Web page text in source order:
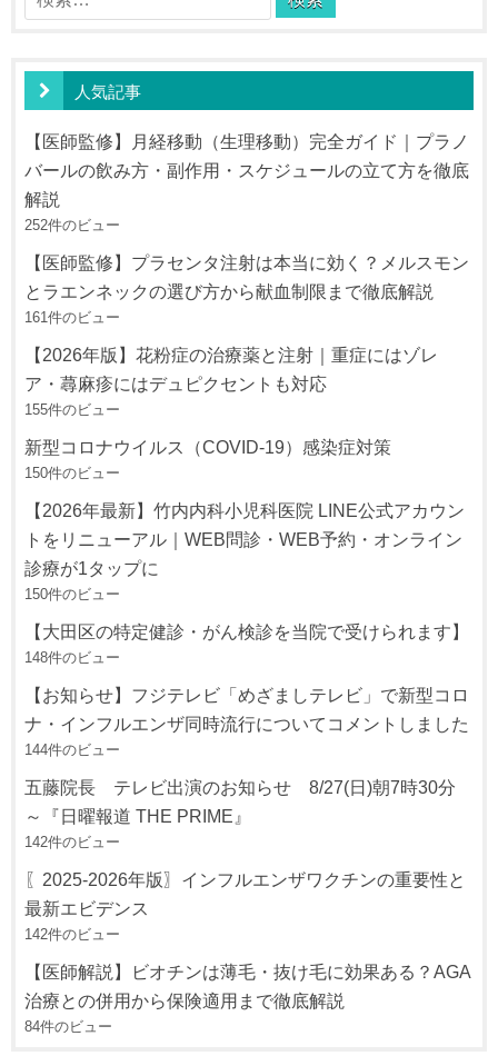
ー
ョ
ン
索:
人気記事
【医師監修】月経移動（生理移動）完全ガイド｜プラノ
バールの飲み方・副作用・スケジュールの立て方を徹底
解説
252件のビュー
【医師監修】プラセンタ注射は本当に効く？メルスモン
とラエンネックの選び方から献血制限まで徹底解説
161件のビュー
【2026年版】花粉症の治療薬と注射｜重症にはゾレ
ア・蕁麻疹にはデュピクセントも対応
155件のビュー
新型コロナウイルス（COVID-19）感染症対策
150件のビュー
【2026年最新】竹内内科小児科医院 LINE公式アカウン
トをリニューアル｜WEB問診・WEB予約・オンライン
診療が1タップに
150件のビュー
【大田区の特定健診・がん検診を当院で受けられます】
148件のビュー
【お知らせ】フジテレビ「めざましテレビ」で新型コロ
ナ・インフルエンザ同時流行についてコメントしました
144件のビュー
五藤院長 テレビ出演のお知らせ 8/27(日)朝7時30分
～『日曜報道 THE PRIME』
142件のビュー
〖2025-2026年版〗インフルエンザワクチンの重要性と
最新エビデンス
142件のビュー
【医師解説】ビオチンは薄毛・抜け毛に効果ある？AGA
治療との併用から保険適用まで徹底解説
84件のビュー